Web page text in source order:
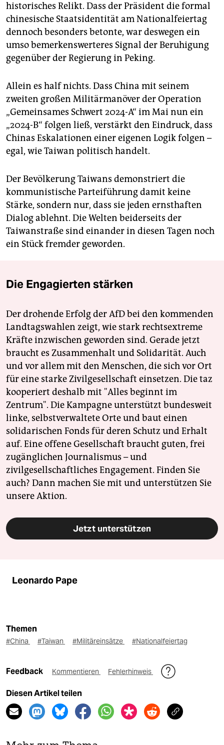
historisches Relikt. Dass der Präsident die formal
chinesische Staatsidentität am Nationalfeiertag
dennoch besonders betonte, war deswegen ein
umso bemerkenswerteres Signal der Beruhigung
gegenüber der Regierung in Peking.
Allein es half nichts. Dass China mit seinem
zweiten großen Militärmanöver der Operation
„Gemeinsames Schwert 2024-A“ im Mai nun ein
„2024-B“ folgen ließ, verstärkt den Eindruck, dass
Chinas Eskalationen einer eigenen Logik folgen –
egal, wie Taiwan politisch handelt.
Der Bevölkerung Taiwans demonstriert die
kommunistische Parteiführung damit keine
Stärke, sondern nur, dass sie jeden ernsthaften
Dialog ablehnt. Die Welten beiderseits der
Taiwanstraße sind einander in diesen Tagen noch
ein Stück fremder geworden.
Die Engagierten stärken
Der drohende Erfolg der AfD bei den kommenden
Landtagswahlen zeigt, wie stark rechtsextreme
Kräfte inzwischen geworden sind. Gerade jetzt
braucht es Zusammenhalt und Solidarität. Auch
und vor allem mit den Menschen, die sich vor Ort
für eine starke Zivilgesellschaft einsetzen. Die taz
kooperiert deshalb mit "Alles beginnt im
Zentrum". Die Kampagne unterstützt bundesweit
linke, selbstverwaltete Orte und baut einen
solidarischen Fonds für deren Schutz und Erhalt
auf. Eine offene Gesellschaft braucht guten, frei
zugänglichen Journalismus – und
zivilgesellschaftliches Engagement. Finden Sie
auch? Dann machen Sie mit und unterstützen Sie
unsere Aktion.
Jetzt unterstützen
Leonardo Pape
Themen
#China #Taiwan #Militäreinsätze #Nationalfeiertag
Feedback Kommentieren Fehlerhinweis
Diesen Artikel teilen